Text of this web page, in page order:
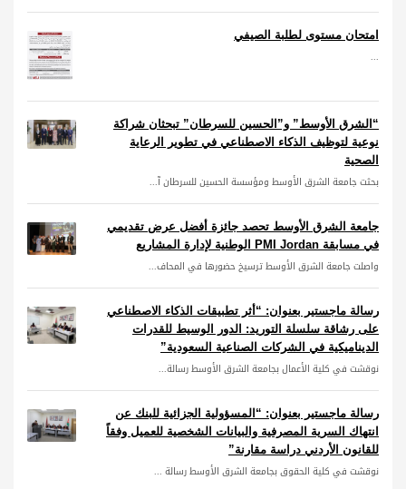
امتحان مستوى لطلبة الصيفي
...
“الشرق الأوسط” و”الحسين للسرطان” تبحثان شراكة
نوعية لتوظيف الذكاء الاصطناعي في تطوير الرعاية
الصحية
بحثت جامعة الشرق الأوسط ومؤسسة الحسين للسرطان آ...
جامعة الشرق الأوسط تحصد جائزة أفضل عرض تقديمي
في مسابقة PMI Jordan الوطنية لإدارة المشاريع
واصلت جامعة الشرق الأوسط ترسيخ حضورها في المحاف...
رسالة ماجستير بعنوان: “أثر تطبيقات الذكاء الاصطناعي
على رشاقة سلسلة التوريد: الدور الوسيط للقدرات
الديناميكية في الشركات الصناعية السعودية”
نوقشت في كلية الأعمال بجامعة الشرق الأوسط رسالة...
رسالة ماجستير بعنوان: “المسؤولية الجزائية للبنك عن
انتهاك السرية المصرفية والبيانات الشخصية للعميل وفقاً
للقانون الأردني دراسة مقارنة”
نوقشت في كلية الحقوق بجامعة الشرق الأوسط رسالة ...